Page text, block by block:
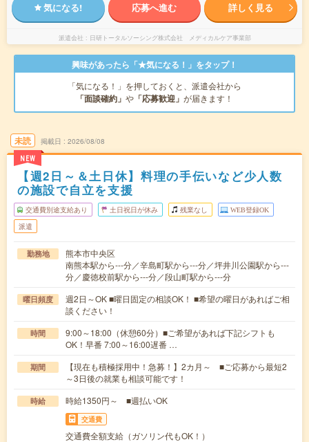
気になる! 応募へ進む 詳しく見る
派遣会社 日研トータルソーシング株式会社 メディカルケア事業部
興味があったら「★気になる！」をタップ！
「気になる！」を押しておくと、派遣会社から
「面談確約」 や 「応募歓迎」 が届きます！
未読
NEW
掲載日 2026/08/08
【週2日～＆土日休】料理の手伝いなど少人数
の施設で自立を支援
交通費別途支給あり 土日祝日が休み 残業なし WEB登録OK
派遣
勤務地
熊本市中央区
南熊本駅から---分／辛島町駅から---分／坪井川公園駅から---
分／慶徳校前駅から---分／段山町駅から---分
曜日頻度
週2日～OK ■曜日固定の相談OK！ ■希望の曜日があればご相
談ください！
時間
9:00～18:00（休憩60分）■ご希望があれば下記シフトも
OK！早番 7:00～16:00遅番 …
期間
【現在も積極採用中！急募！】2カ月～ ■ご応募から最短2
～3日後の就業も相談可能です！
時給 時給1350円～ ■週払いOK
交通費
交通費全額支給（ガソリン代もOK！）